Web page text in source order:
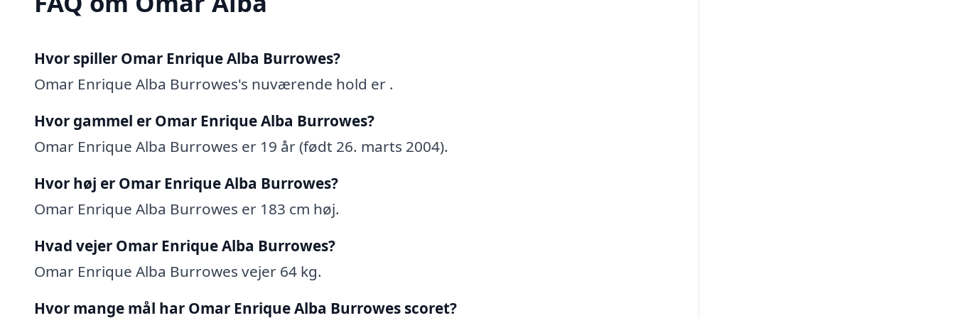
Hvor spiller Omar Enrique Alba Burrowes?
Omar Enrique Alba Burrowes's nuværende hold er .
Hvor gammel er Omar Enrique Alba Burrowes?
Omar Enrique Alba Burrowes er 19 år (født 26. marts 2004).
Hvor høj er Omar Enrique Alba Burrowes?
Omar Enrique Alba Burrowes er 183 cm høj.
Hvad vejer Omar Enrique Alba Burrowes?
Omar Enrique Alba Burrowes vejer 64 kg.
Hvor mange mål har Omar Enrique Alba Burrowes scoret?